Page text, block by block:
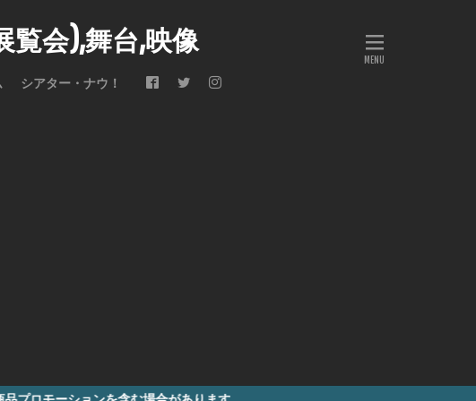
覧会),舞台,映像
シアター・ナウ！